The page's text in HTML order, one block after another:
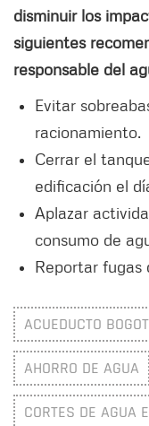
disminuir los
siguientes
responsable del
Evitar
racionamiento.
Cerrar el
edificación el
Aplazar
consumo de
Reportar fugas
ACUEDUCTO
AHORRO DE AGUA
CORTES DE AGUA